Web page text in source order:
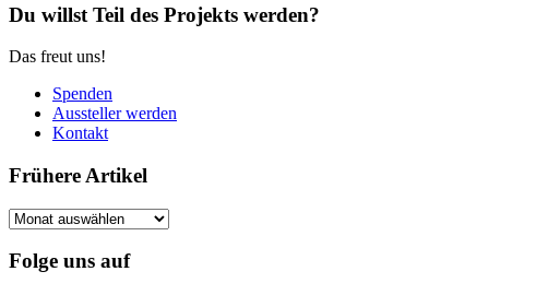
Du willst Teil des Projekts werden?
Das freut uns!
Spenden
Aussteller werden
Kontakt
Frühere Artikel
Frühere
Folge uns auf